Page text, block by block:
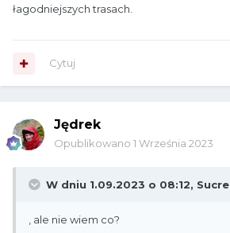
łagodniejszych trasach.
Cytuj
Jędrek
Opublikowano 1 Września 2023
W dniu 1.09.2023 o 08:12, Sucre
, ale nie wiem co?